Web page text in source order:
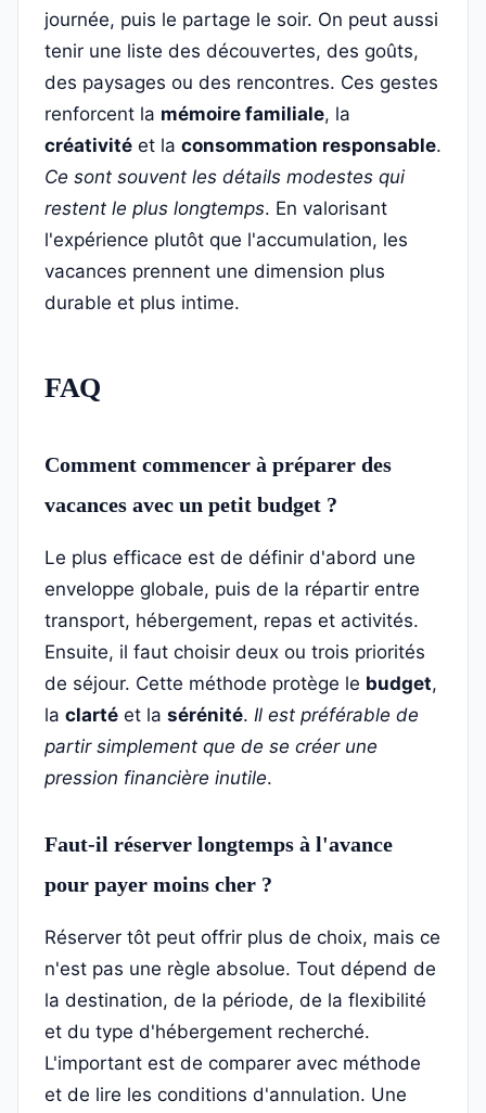
journée, puis le partage le soir. On peut aussi
tenir une liste des découvertes, des goûts,
des paysages ou des rencontres. Ces gestes
renforcent la mémoire familiale, la
créativité et la consommation responsable.
Ce sont souvent les détails modestes qui
restent le plus longtemps. En valorisant
l'expérience plutôt que l'accumulation, les
vacances prennent une dimension plus
durable et plus intime.
FAQ
Comment commencer à préparer des
vacances avec un petit budget ?
Le plus efficace est de définir d'abord une
enveloppe globale, puis de la répartir entre
transport, hébergement, repas et activités.
Ensuite, il faut choisir deux ou trois priorités
de séjour. Cette méthode protège le budget,
la clarté et la sérénité. Il est préférable de
partir simplement que de se créer une
pression financière inutile.
Faut-il réserver longtemps à l'avance
pour payer moins cher ?
Réserver tôt peut offrir plus de choix, mais ce
n'est pas une règle absolue. Tout dépend de
la destination, de la période, de la flexibilité
et du type d'hébergement recherché.
L'important est de comparer avec méthode
et de lire les conditions d'annulation. Une